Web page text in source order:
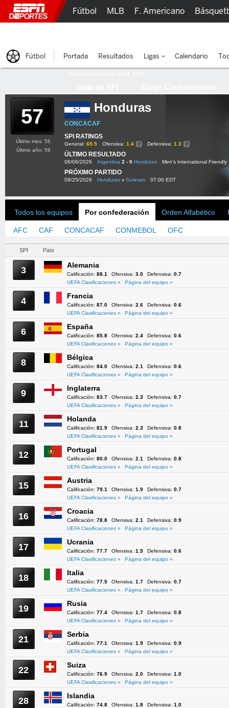
57 Honduras
CONCACAF
SPI RATINGS
General: 65.5 Ofensiva: 1.4 Defensiva: 1.3
ÚLTIMO RESULTADO
06/06/2026 Argentina 2 - 0 Honduras Men's International Friendly
PRÓXIMO PARTIDO
09/25/2026 Honduras v Surinam 07:00 EDT
Último mes: 56
Último año: 59
Todos los equipos Por confederación Orden Alfabético
AFC CAF CONCACAF CONMEBOL OFC
SPI País
3 Alemania
Calificación: 88.1 Ofensiva: 3.0 Defensiva: 0.7
UEFA Clasificaciones »
Página del equipo »
4 Francia
Calificación: 87.0 Ofensiva: 2.6 Defensiva: 0.6
UEFA Clasificaciones »
Página del equipo »
6 España
Calificación: 85.8 Ofensiva: 2.4 Defensiva: 0.6
UEFA Clasificaciones »
Página del equipo »
8 Bélgica
Calificación: 84.0 Ofensiva: 2.1 Defensiva: 0.6
UEFA Clasificaciones »
Página del equipo »
9 Inglaterra
Calificación: 83.7 Ofensiva: 2.3 Defensiva: 0.7
UEFA Clasificaciones »
Página del equipo »
11 Holanda
Calificación: 81.9 Ofensiva: 2.3 Defensiva: 0.8
UEFA Clasificaciones »
Página del equipo »
12 Portugal
Calificación: 80.0 Ofensiva: 2.1 Defensiva: 0.8
UEFA Clasificaciones »
Página del equipo »
15 Austria
Calificación: 79.1 Ofensiva: 1.9 Defensiva: 0.7
UEFA Clasificaciones »
Página del equipo »
16 Croacia
Calificación: 78.8 Ofensiva: 2.1 Defensiva: 0.9
UEFA Clasificaciones »
Página del equipo »
17 Ucrania
Calificación: 77.7 Ofensiva: 1.5 Defensiva: 0.6
UEFA Clasificaciones »
Página del equipo »
18 Italia
Calificación: 77.5 Ofensiva: 1.7 Defensiva: 0.7
UEFA Clasificaciones »
Página del equipo »
19 Rusia
Calificación: 77.4 Ofensiva: 1.7 Defensiva: 0.8
UEFA Clasificaciones »
Página del equipo »
21 Serbia
Calificación: 77.1 Ofensiva: 1.9 Defensiva: 0.9
UEFA Clasificaciones »
Página del equipo »
22 Suiza
Calificación: 76.9 Ofensiva: 2.0 Defensiva: 1.0
UEFA Clasificaciones »
Página del equipo »
28 Islandia
Calificación: 74.8 Ofensiva: 1.8 Defensiva: 1.0
Fútbol MLB F. Americano
Fútbol Portada Resultados Ligas Calendario